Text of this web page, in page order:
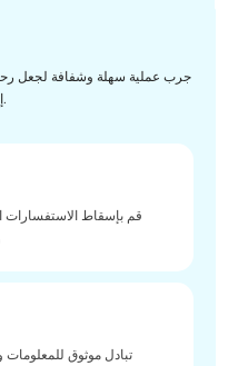
جرب عملية سهلة وشفافة لجعل
إلى التفريغ من خلال عملية سهلة وسلسة.
قم بإسقاط الاستفسارات
تبادل موثوق للمعلومات